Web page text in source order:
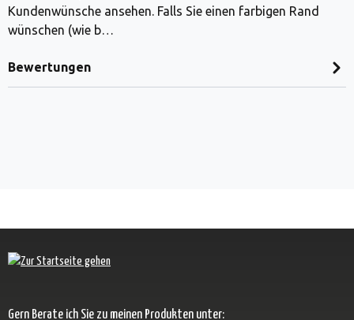
Kundenwünsche ansehen. Falls Sie einen farbigen Rand
wünschen (wie b…
Bewertungen
Gern Berate ich Sie zu meinen Produkten unter: